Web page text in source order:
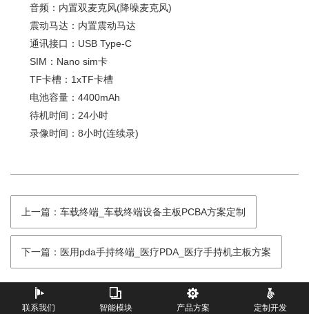
音频：内置双麦克风(降噪麦克风)
震动马达：内置震动马达
通讯接口：USB Type-C
SIM：Nano sim卡
TF卡槽：1xTF卡槽
电池容量：4400mAh
待机时间：24小时
录像时间：8小时(连续录)
上一篇：车载终端_车载终端设备主板PCBA方案定制
下一篇：医用pda手持终端_医疗PDA_医疗手持机主板方案
联系我们 智能模块 产品方案 定制开发